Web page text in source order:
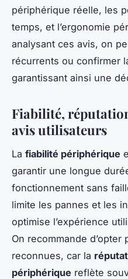
périphérique réelle, les
temps, et l’ergonomie
analysant ces avis, on
récurrents ou confirmer
garantissant ainsi une
Fiabilité,
avis utilisateurs
La fiabilité périphérique
garantir une longue
fonctionnement sans
limite les pannes et les
optimise l’expérience
On recommande d’opter
reconnues, car la
périphérique reflète